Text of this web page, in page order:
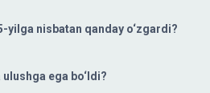
yilga nisbatan qanday o‘zgardi?
ega bo‘ldi?